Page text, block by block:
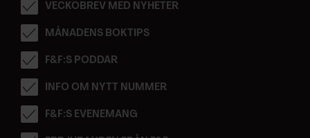
VECKOBREV MED NYHETER
MÅNADENS BOKTIPS
F&F:S PODDAR
INFO OM NYTT NUMMER
F&F:S EVENEMANG